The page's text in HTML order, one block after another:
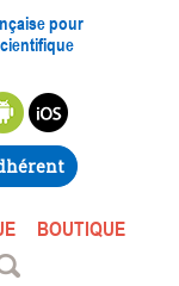
pour
BOUTIQUE